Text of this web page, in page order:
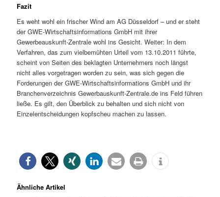
Fazit
Es weht wohl ein frischer Wind am AG Düsseldorf – und er steht
der GWE-Wirtschaftsinformations GmbH mit ihrer
Gewerbeauskunft-Zentrale wohl ins Gesicht. Weiter: In dem
Verfahren, das zum vielbemühten Urteil vom 13.10.2011 führte,
scheint von Seiten des beklagten Unternehmers noch längst
nicht alles vorgetragen worden zu sein, was sich gegen die
Forderungen der GWE-Wirtschaftsinformations GmbH und ihr
Branchenverzeichnis Gewerbauskunft-Zentrale.de ins Feld führen
ließe. Es gilt, den Überblick zu behalten und sich nicht von
Einzelentscheidungen kopfscheu machen zu lassen.
Ähnliche Artikel